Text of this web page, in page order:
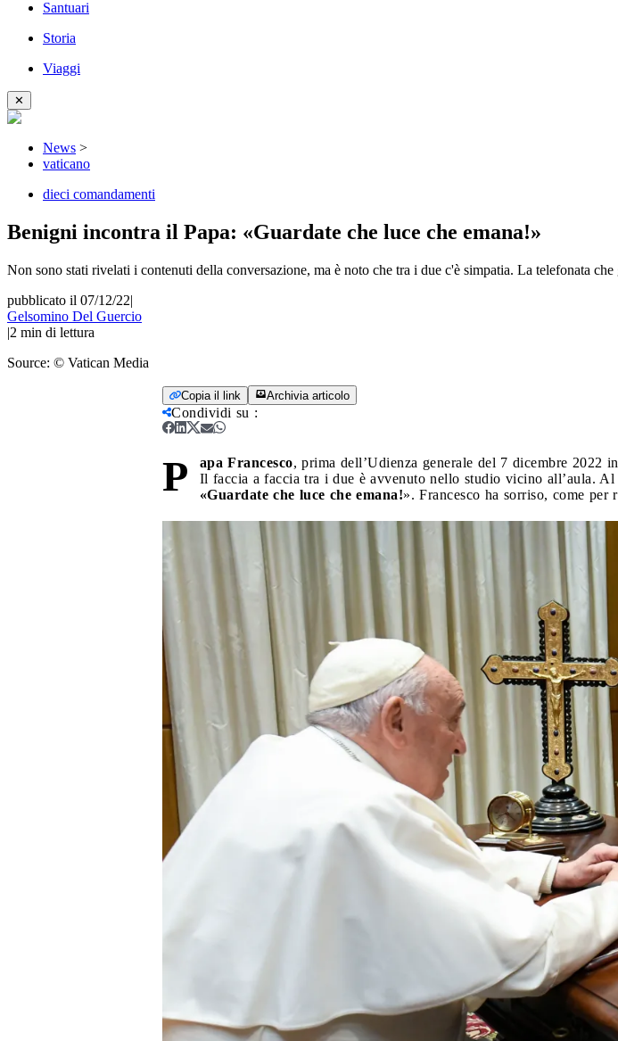
Santuari
Storia
Viaggi
✕
News >
vaticano
dieci comandamenti
Benigni incontra il Papa: «Guardate che luce che emana!»
Non sono stati rivelati i contenuti della conversazione, ma è noto che tra i due c'è simpatia. La telefonata
pubblicato il 07/12/22|
Gelsomino Del Guercio
|2 min di lettura
Source: © Vatican Media
Copia il link Archivia articolo
Condividi su :
P apa Francesco, prima dell’Udienza generale del 7 dicembre 2022
Il faccia a faccia tra i due è avvenuto nello studio vicino all’aula.
«Guardate che luce che emana!». Francesco ha sorriso, come per